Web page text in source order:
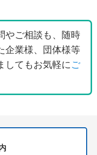
やご相談も、随時
企業様、団体様等
してもお気軽にご